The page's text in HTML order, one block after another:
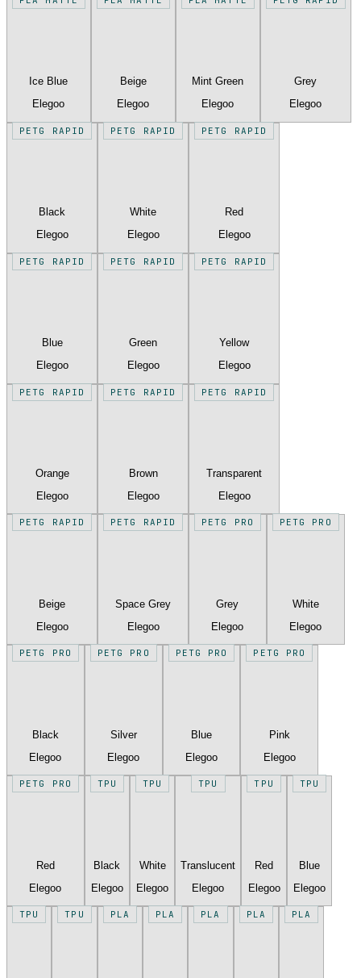
Ice Blue
Elegoo
Beige
Elegoo
Mint Green
Elegoo
Grey
Elegoo
PETG RAPID
Black
Elegoo
PETG RAPID
White
Elegoo
PETG RAPID
Red
Elegoo
PETG RAPID
Blue
Elegoo
PETG RAPID
Green
Elegoo
PETG RAPID
Yellow
Elegoo
PETG RAPID
Orange
Elegoo
PETG RAPID
Brown
Elegoo
PETG RAPID
Transparent
Elegoo
PETG RAPID
Beige
Elegoo
PETG RAPID
Space Grey
Elegoo
PETG PRO
Grey
Elegoo
PETG PRO
White
Elegoo
PETG PRO
Black
Elegoo
PETG PRO
Silver
Elegoo
PETG PRO
Blue
Elegoo
PETG PRO
Pink
Elegoo
PETG PRO
Red
Elegoo
TPU
Black
Elegoo
TPU
White
Elegoo
TPU
Translucent
Elegoo
TPU
Red
Elegoo
TPU
Blue
Elegoo
TPU TPU PLA PLA PLA PLA PLA